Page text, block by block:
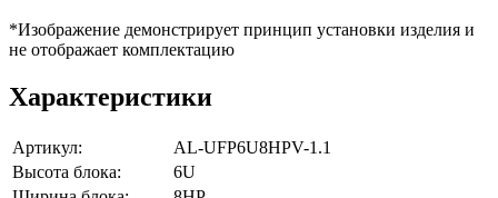
*Изображение демонстрирует принцип установки изделия и
не отображает комплектацию
Характеристики
Артикул:
AL-UFP6U8HPV-1.1
Высота блока:
6U